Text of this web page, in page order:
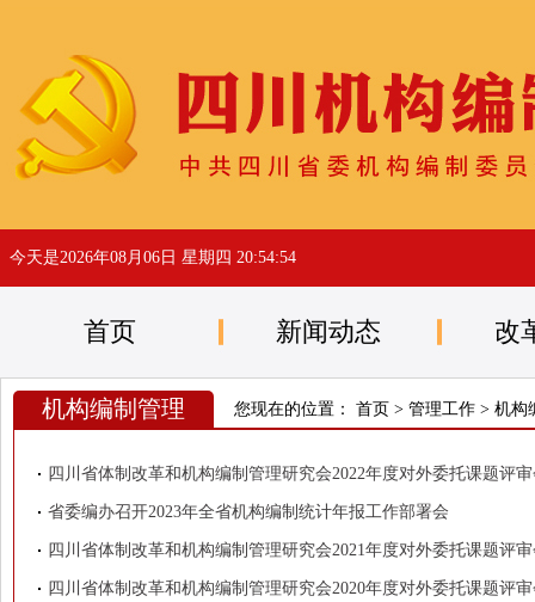
今天是2026年08月06日 星期四 20:54:54
首页 新闻动态 改
机构编制管理 您现在的位置： 首页 > 管理工作 > 机构
四川省体制改革和机构编制管理研究会2022年度对外委托课题评
省委编办召开2023年全省机构编制统计年报工作部署会
四川省体制改革和机构编制管理研究会2021年度对外委托课题评
四川省体制改革和机构编制管理研究会2020年度对外委托课题评